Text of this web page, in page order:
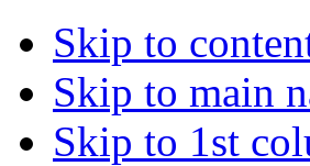
Skip to
Skip to main
Skip to 1st